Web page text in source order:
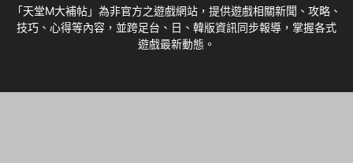
「天堂M大補帖」為非官方之遊戲網站，提供遊戲相關新聞、攻略、
技巧、心得等內容，並跨足台、日、韓版資訊同步報導，掌握各式
遊戲最新動態。